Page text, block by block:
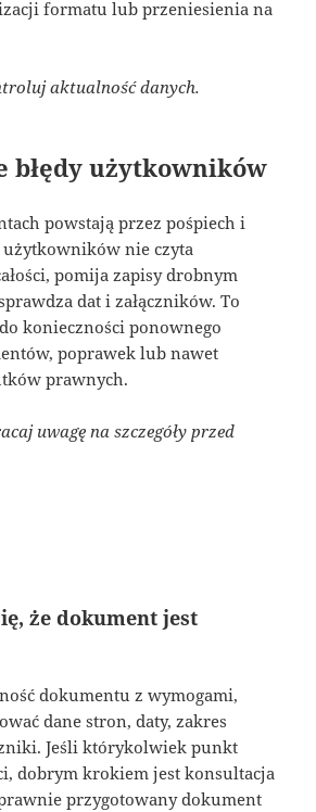
formatu lub przeniesienia na
aktualność danych.
błędy użytkowników
powstają przez pośpiech i
nie czyta
pomija zapisy drobnym
dat i załączników. To
konieczności ponownego
poprawek lub nawet
prawnych.
uwagę na szczegóły przed
że dokument jest
dokumentu z wymogami,
dane stron, daty, zakres
Jeśli którykolwiek punkt
dobrym krokiem jest konsultacja
przygotowany dokument